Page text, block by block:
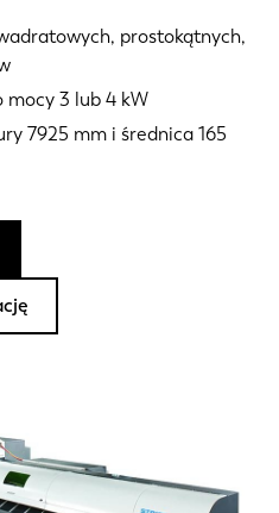
prostokątnych,
mocy 3 lub 4 kW
7925 mm i średnica 165